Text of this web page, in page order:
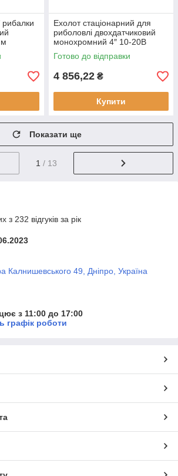
рибалки
Ехолот стаціонарний для
риболовлі двохдатчиковий
монохромний 4″ 10-20В
Lucky FF 918S-180W білий 2
промені
Готово до відправки
4 856,22 ₴
Купити
Показати ще
1 / 13
з 232 відгуків за рік
Калнишевського 49, Дніпро, Україна
з 11:00 до 17:00
графік роботи